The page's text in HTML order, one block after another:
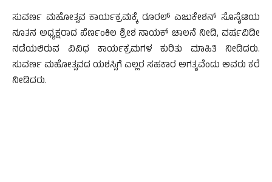
ಸುವರ್ಣ ಮಹೋತ್ಸವ ಕಾರ್ಯಕ್ರಮಕ್ಕೆ ರೂರಲ್ ಎಜುಕೇಶನ್ ಸೊಸೈಟಿಯ
ನೂತನ ಅಧ್ಯಕ್ಷರಾದ ಪೆರ್ಣಂಕಿಲ ಶ್ರೀಶ ನಾಯಕ್ ಚಾಲನೆ ನೀಡಿ, ವರ್ಷವಿಡೀ
ನಡೆಯಲಿರುವ ವಿವಿಧ ಕಾರ್ಯಕ್ರಮಗಳ ಕುರಿತು ಮಾಹಿತಿ ನೀಡಿದರು.
ಸುವರ್ಣ ಮಹೋತ್ಸವದ ಯಶಸ್ಸಿಗೆ ಎಲ್ಲರ ಸಹಕಾರ ಅಗತ್ಯವೆಂದು ಅವರು ಕರೆ
ನೀಡಿದರು.